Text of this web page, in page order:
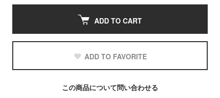
ADD TO CART
ADD TO FAVORITE
この商品について問い合わせる